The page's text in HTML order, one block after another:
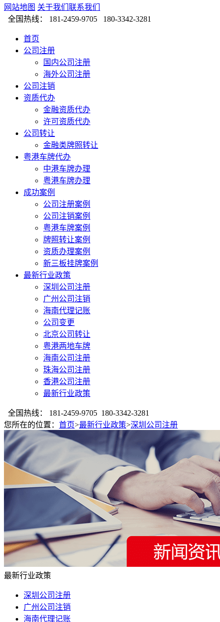
网站地图 关于我们 联系我们
全国热线： 181-2459-9705 180-3342-3281
首页
公司注册
国内公司注册
海外公司注册
公司注销
资质代办
金融资质代办
许可资质代办
公司转让
金融类牌照转让
粤港车牌代办
中港车牌办理
粤港车牌办理
成功案例
公司注册案例
公司注销案例
粤港车牌案例
牌照转让案例
资质办理案例
新三板挂牌案例
最新行业政策
深圳公司注册
广州公司注销
海南代理记账
公司变更
北京公司转让
粤港两地车牌
海南公司注册
珠海公司注册
香港公司注册
最新行业政策
全国热线： 181-2459-9705 180-3342-3281
您所在的位置： 首页>最新行业政策>深圳公司注册
最新行业政策
深圳公司注册
广州公司注销
海南代理记账